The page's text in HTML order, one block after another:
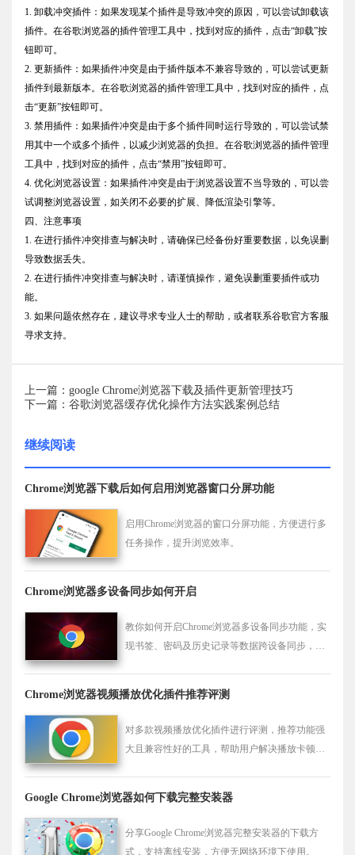
1. 卸载冲突插件：如果发现某个插件是导致冲突的原因，可以尝试卸载该
插件。在谷歌浏览器的插件管理工具中，找到对应的插件，点击“卸载”按
钮即可。
2. 更新插件：如果插件冲突是由于插件版本不兼容导致的，可以尝试更新
插件到最新版本。在谷歌浏览器的插件管理工具中，找到对应的插件，点
击“更新”按钮即可。
3. 禁用插件：如果插件冲突是由于多个插件同时运行导致的，可以尝试禁
用其中一个或多个插件，以减少浏览器的负担。在谷歌浏览器的插件管理
工具中，找到对应的插件，点击“禁用”按钮即可。
4. 优化浏览器设置：如果插件冲突是由于浏览器设置不当导致的，可以尝
试调整浏览器设置，如关闭不必要的扩展、降低渲染引擎等。
四、注意事项
1. 在进行插件冲突排查与解决时，请确保已经备份好重要数据，以免误删
导致数据丢失。
2. 在进行插件冲突排查与解决时，请谨慎操作，避免误删重要插件或功
能。
3. 如果问题依然存在，建议寻求专业人士的帮助，或者联系谷歌官方客服
寻求支持。
上一篇：google Chrome浏览器下载及插件更新管理技巧
下一篇：谷歌浏览器缓存优化操作方法实践案例总结
继续阅读
Chrome浏览器下载后如何启用浏览器窗口分屏功能
启用Chrome浏览器的窗口分屏功能，方便进行多
任务操作，提升浏览效率。
Chrome浏览器多设备同步如何开启
教你如何开启Chrome浏览器多设备同步功能，实
现书签、密码及历史记录等数据跨设备同步，提
Chrome浏览器视频播放优化插件推荐评测
对多款视频播放优化插件进行评测，推荐功能强
大且兼容性好的工具，帮助用户解决播放卡顿问
Google Chrome浏览器如何下载完整安装器
分享Google Chrome浏览器完整安装器的下载方
式，支持离线安装，方便无网络环境下使用。